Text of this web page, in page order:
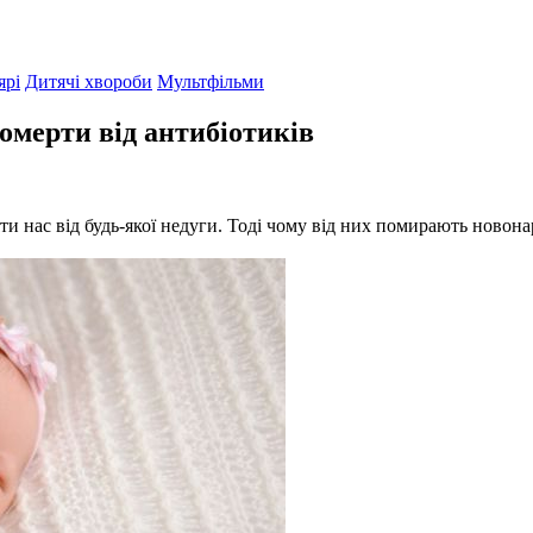
Дитячі хвороби Мультфільми
від антибіотиків
нас від будь-якої недуги. Тоді чому від них помирають